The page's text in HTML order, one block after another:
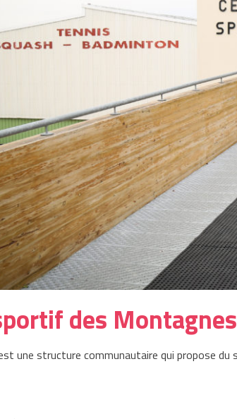
des Montagnes
une structure communautaire qui propose du